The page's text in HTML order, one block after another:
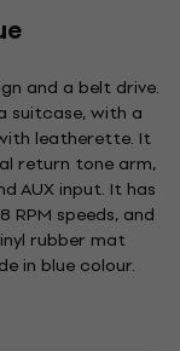
and a belt drive.
suitcase, with a
leatherette. It
return tone arm,
AUX input. It has
RPM speeds, and
rubber mat
in blue colour.